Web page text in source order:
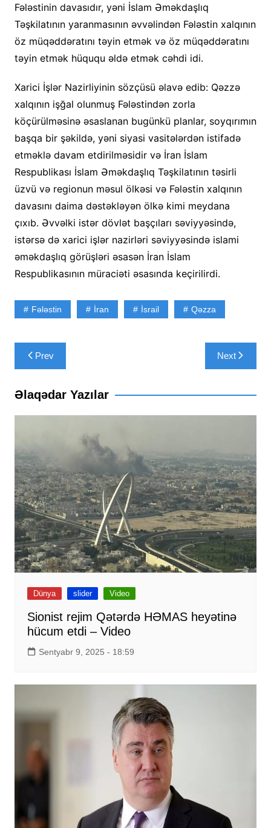
Fələstinin davasıdır, yəni İslam Əməkdaşlıq
Təşkilatının yaranmasının əvvəlindən Fələstin xalqının
öz müqəddəratını təyin etmək və öz müqəddəratını
təyin etmək hüququ əldə etmək cəhdi idi.
Xarici İşlər Nazirliyinin sözçüsü əlavə edib: Qəzzə
xalqının işğal olunmuş Fələstindən zorla
köçürülməsinə əsaslanan bugünkü planlar, soyqırımın
başqa bir şəkildə, yəni siyasi vasitələrdən istifadə
etməklə davam etdirilməsidir və İran İslam
Respublikası İslam Əməkdaşlıq Təşkilatının təsirli
üzvü və regionun məsul ölkəsi və Fələstin xalqının
davasını daima dəstəkləyən ölkə kimi meydana
çıxıb. Əvvəlki istər dövlət başçıları səviyyəsində,
istərsə də xarici işlər nazirləri səviyyəsində islami
əməkdaşlıq görüşləri əsasən İran İslam
Respublikasının müraciəti əsasında keçirilirdi.
Fələstin İran İsrail Qəzza
Yazı
naviqasiyası
Prev Next
Əlaqədar Yazılar
Dünya slider Video
Sionist rejim Qətərdə HƏMAS heyətinə
hücum etdi – Video
Sentyabr 9, 2025 - 18:59